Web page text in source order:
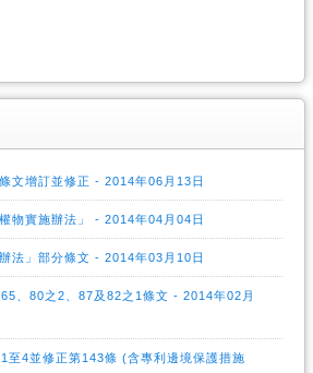
文增訂並修正 - 2014年06月13日
物實施辦法」 - 2014年04月04日
法」部分條文 - 2014年03月10日
、80之2、87及82之1條文 - 2014年02月
至4並修正第143條 (含專利邊境保護措施